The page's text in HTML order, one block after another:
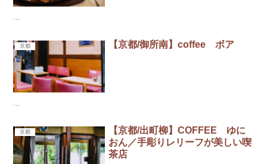
京都 【京都/御所南】coffee ボア
京都
【京都/出町柳】COFFEE ゆに
おん／手彫りレリーフが美しい喫
茶店